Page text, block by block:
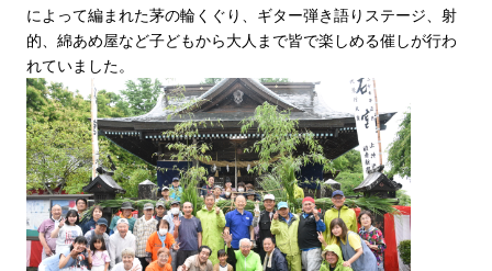
によって編まれた茅の輪くぐり、ギター弾き語りステージ、射
的、綿あめ屋など子どもから大人まで皆で楽しめる催しが行わ
れていました。